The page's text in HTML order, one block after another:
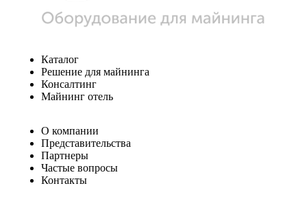
Каталог
Решение для майнинга
Консалтинг
Майнинг отель
О компании
Представительства
Партнеры
Частые вопросы
Контакты